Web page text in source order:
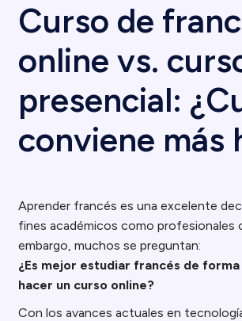
Curso de
online vs.
presencial:
conviene más
Aprender francés es una excelente
fines académicos como profesionales
embargo, muchos se preguntan:
¿Es mejor estudiar francés de
hacer un curso online?
Con los avances actuales en